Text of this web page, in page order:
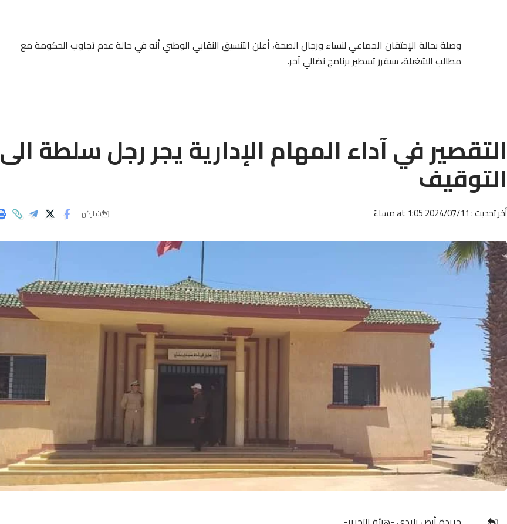
وصلة بحالة الإحتقان الجماعي لنساء ورجال الصحة، أعلن التنسيق النقابي الوطني أنه في حالة عدم تجاوب الحكومة مع
مطالب الشغيلة، سيقرر تسطير برنامج نضالي آخر.
التقصير في آداء المهام الإدارية يجر رجل سلطة الى
التوقيف
أخر تحديث : 2024/07/11 at 1:05 مساءً شاركها